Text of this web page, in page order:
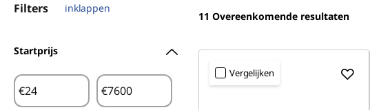
Filters inklappen
Startprijs
€ €
11 Overeenkomende resultaten
Vergelijken